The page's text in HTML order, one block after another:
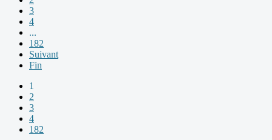
3
4
...
182
Suivant
Fin
1
2
3
4
182